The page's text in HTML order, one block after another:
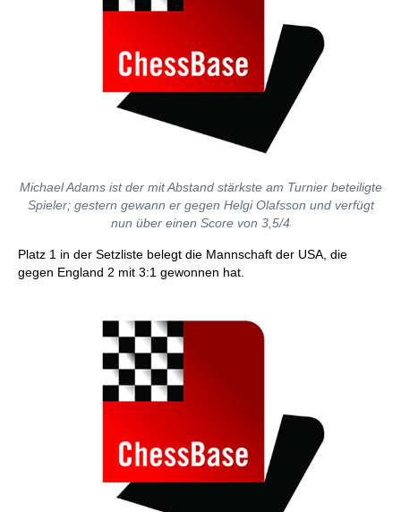
Michael Adams ist der mit Abstand stärkste am Turnier beteiligte
Spieler; gestern gewann er gegen Helgi Olafsson und verfügt
nun über einen Score von 3,5/4
Platz 1 in der Setzliste belegt die Mannschaft der USA, die
gegen England 2 mit 3:1 gewonnen hat.